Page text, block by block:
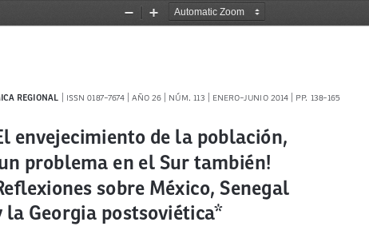
Zoom
Zoom
0187-7674 | AÑO 26 | NÚM. 113 | ENERO-juNIO 2014 | pp. 138-165
envejecimiento de la población,
problema en el Sur también!
sobre México, Senegal
la Georgia postsoviética*